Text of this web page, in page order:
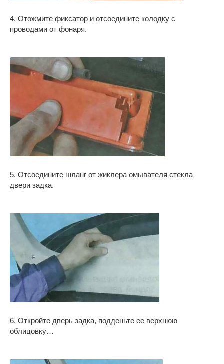
4. Отожмите фиксатор и отсоедините колодку с
проводами от фонаря.
5. Отсоедините шланг от жиклера омывателя стекла
двери задка.
6. Откройте дверь задка, подденьте ее верхнюю
облицовку…